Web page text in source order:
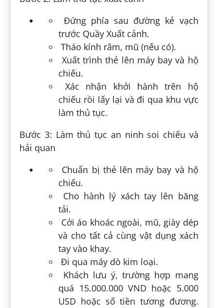
Đứng phía sau đường kẻ vạch
trước Quầy Xuất cảnh.
Tháo kính râm, mũ (nếu có).
Xuất trình thẻ lên máy bay và hộ
chiếu.
Xác nhận khởi hành trên hộ
chiếu rồi lấy lại và đi qua khu vực
làm thủ tục.
Bước 3: Làm thủ tục an ninh soi chiếu và
hải quan
Chuẩn bị thẻ lên máy bay và hộ
chiếu.
Cho hành lý xách tay lên băng
tải.
Cởi áo khoác ngoài, mũ, giày dép
và cho tất cả cùng vật dụng xách
tay vào khay.
Đi qua máy dò kim loại.
Khách lưu ý, trường hợp mang
quá 15.000.000 VND hoặc 5.000
USD hoặc số tiền tương đương.